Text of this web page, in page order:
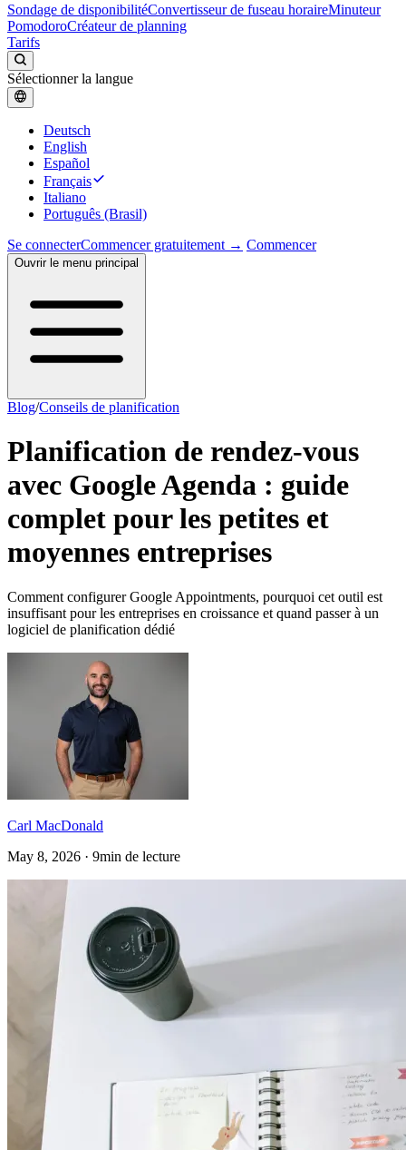
Sondage de disponibilitéConvertisseur de fuseau horaireMinuteur
PomodoroCréateur de planning
Tarifs
Sélectionner la langue
Deutsch
English
Español
Français
Italiano
Português (Brasil)
Se connecterCommencer gratuitement → Commencer
Ouvrir le menu principal
Blog/Conseils de planification
Planification de rendez-vous
avec Google Agenda : guide
complet pour les petites et
moyennes entreprises
Comment configurer Google Appointments, pourquoi cet outil est
insuffisant pour les entreprises en croissance et quand passer à un
logiciel de planification dédié
Carl MacDonald
May 8, 2026 · 9min de lecture